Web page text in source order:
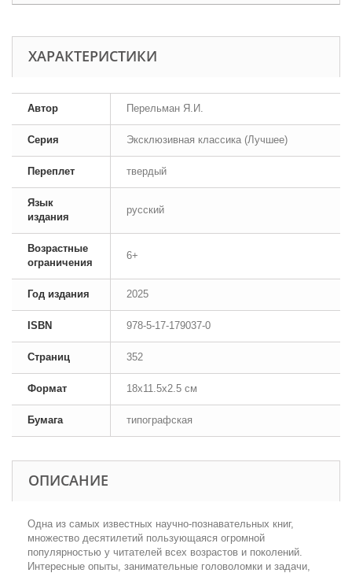
ХАРАКТЕРИСТИКИ
Автор Перельман Я.И.
Серия Эксклюзивная классика (Лучшее)
Переплет твердый
Язык
издания
русский
Возрастные
ограничения
6+
Год издания 2025
ISBN 978-5-17-179037-0
Страниц 352
Формат 18x11.5x2.5 см
Бумага типографская
ОПИСАНИЕ
Одна из самых известных научно-познавательных книг,
множество десятилетий пользующаяся огромной
популярностью у читателей всех возрастов и поколений.
Интересные опыты, занимательные головоломки и задачи,